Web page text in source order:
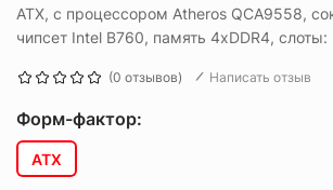
ATX, c процессором Atheros QCA9558,
чипсет Intel B760, память 4xDDR4,
(0 отзывов) Написать отзыв
Форм-фактор:
ATX